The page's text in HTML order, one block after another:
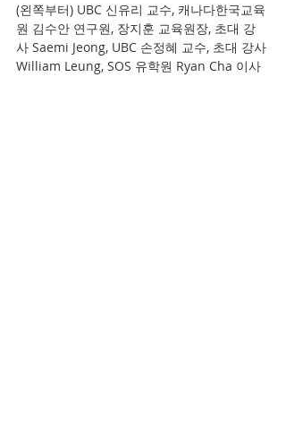
(왼쪽부터) UBC 신유리 교수, 캐나다한국교육
원 김수안 연구원, 장지훈 교육원장, 초대 강
사 Saemi Jeong, UBC 손정혜 교수, 초대 강사
William Leung, SOS 유학원 Ryan Cha 이사